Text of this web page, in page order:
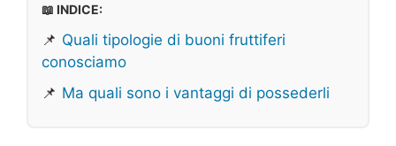
📖 INDICE:
📌 Quali tipologie di buoni fruttiferi
conosciamo
📌 Ma quali sono i vantaggi di possederli